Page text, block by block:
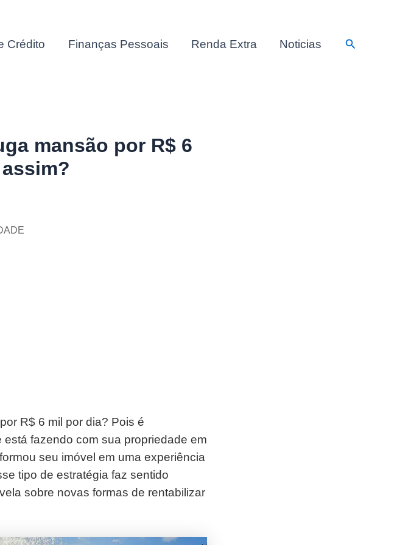
Crédito Finanças Pessoais Renda Extra Noticias Pesquisar
mansão por R$ 6
R$ 6 mil por dia? Pois é
fazendo com sua propriedade em
seu imóvel em uma experiência
tipo de estratégia faz sentido
sobre novas formas de rentabilizar